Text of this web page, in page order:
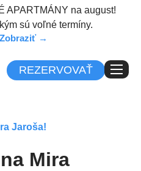
APARTMÁNY na august!
sú voľné termíny.
REZERVOVAŤ
Jaroša!
Mira